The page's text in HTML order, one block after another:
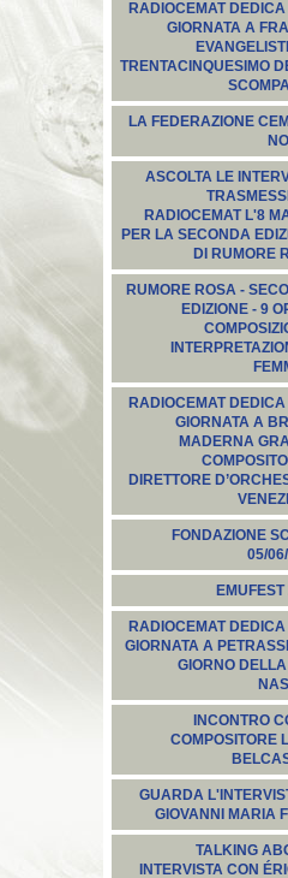
RADIOCEMAT
GIORNATA A
TRENTACINQUESIMO
LA FEDERAZIONE
ASCOLTA LE
RADIOCEMAT L'8
PER LA SECONDA
DI RUMORE
RUMORE ROSA -
EDIZIONE - 9
RADIOCEMAT
GIORNATA A
MADERNA
DIRETTORE
FONDAZIONE
05/
RADIOCEMAT
GIORNATA A
GIORNO
INCONTRO
COMPOSITORE
GUARDA
GIOVANNI MARIA
TALKING
INTERVISTA CON